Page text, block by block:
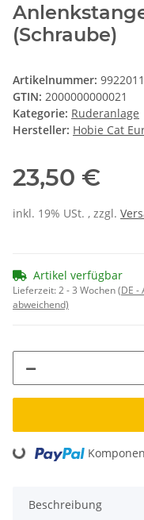
(Schraube)
Artikelnummer:
GTIN: 2000000000021
Kategorie: Ruderanlage
Hersteller: Hobie Cat
23,50 €
inkl. 19% USt. , zzgl.
Artikel verfügbar
Lieferzeit:2 - 3 Wochen(DE -
abweichend)
Loading...
Beschreibung